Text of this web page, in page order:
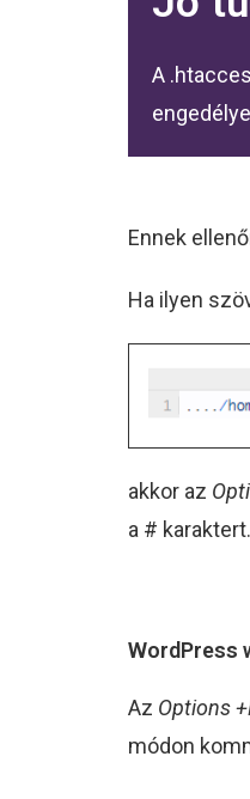
A
Ennek
Ha ilyen
akkor az
a # karaktert.
WordPress
Az Options
módon